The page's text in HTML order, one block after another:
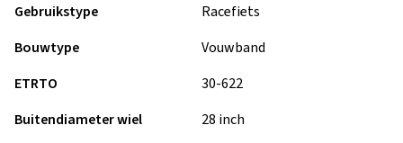
Gebruikstype
Racefiets
Bouwtype
Vouwband
ETRTO
30-622
Buitendiameter wiel
28 inch